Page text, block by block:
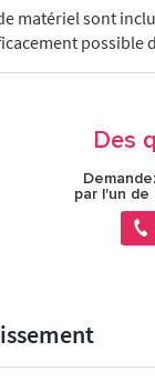
matériel sont
possible
Des
par l'un